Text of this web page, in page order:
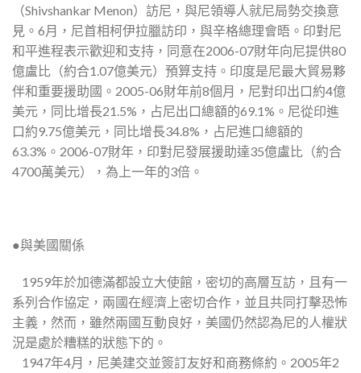
（Shivshankar Menon）訪尼，與尼領導人就尼局勢交換意
見。6月，尼首相柯伊拉臘訪印，與辛格總理會晤。印對尼
和平進程表示歡迎和支持，同意在2006-07財年向尼提供80
億盧比（約合1.07億美元）預算支持。印度是尼最大貿易夥
伴和重要援助國。2005-06財年前8個月，尼對印出口約4億
美元，同比增長21.5%，占尼出口總額的69.1%。尼從印進
口約9.75億美元，同比增長34.8%，占尼進口總額的
63.3%。2006-07財年，印對尼發展援助達35億盧比（約合
4700萬美元），為上一年的3倍。
●與美國關係
 1959年於加德滿都設立大使館，密切的高層互訪，且有一
系列合作協定，兩國在經濟上密切合作，並且共同打擊恐怖
主義，然而，雖然兩國互動良好，美國仍然認為尼的人權狀
況是處於糟糕的狀態下的。
1947年4月，尼美建交並簽訂友好和商務條約。2005年2